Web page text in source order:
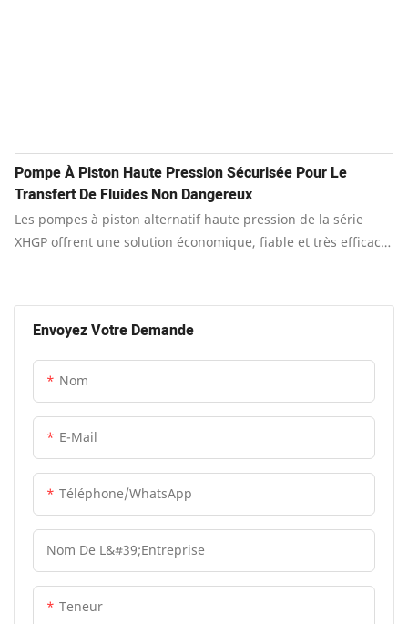
Envoyez Votre Demande
Nom
E-Mail
Téléphone/WhatsApp
Nom De L&#39;entreprise
Teneur
Pompe À Piston Haute Pression Sécurisée Pour Le
Transfert De Fluides Non Dangereux
Les pompes à piston alternatif haute pression de la série
XHGP offrent une solution économique, fiable et très efficace